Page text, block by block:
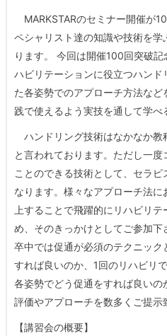
MARKSTARのセミナー開催が
ペシャリスト達の知識や技術を
ります。 今回は開催100回突破
ハビリテーションに役立つハンド
た各姿勢でのアプローチ方法な
践で使えるよう実技を通して学べ
ハンドリング技術はなかなか教
と言われております。ただし一
ことのできる技術として、セラ
なります。様々なアプローチ法
上することで飛躍的にリハビリ
め、そのきっかけとしてご参加
卒中では促通が必須のテクニッ
すれば良いのか、1回のリハビリ
各姿勢でどう促通をすれば良い
評価やアプローチを数多くご提示
【講習会の概要】